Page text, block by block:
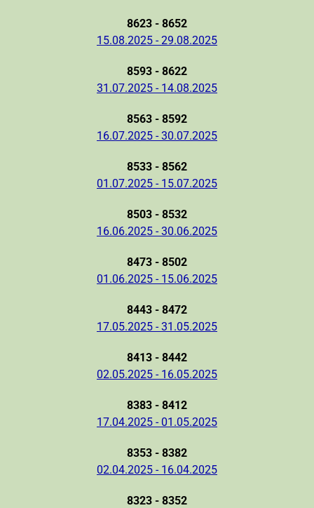
8623 - 8652
15.08.2025 - 29.08.2025
8593 - 8622
31.07.2025 - 14.08.2025
8563 - 8592
16.07.2025 - 30.07.2025
8533 - 8562
01.07.2025 - 15.07.2025
8503 - 8532
16.06.2025 - 30.06.2025
8473 - 8502
01.06.2025 - 15.06.2025
8443 - 8472
17.05.2025 - 31.05.2025
8413 - 8442
02.05.2025 - 16.05.2025
8383 - 8412
17.04.2025 - 01.05.2025
8353 - 8382
02.04.2025 - 16.04.2025
8323 - 8352